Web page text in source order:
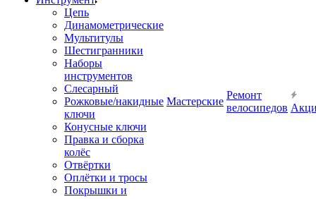
Цепь
Динамометрические
Мультитулы
Шестигранники
Наборы
инструментов
Слесарный
Рожковые/накидные
ключи
Конусные ключи
Правка и сборка
колёс
Отвёртки
Оплётки и тросы
Покрышки и
Мастерские
Ремонт
велосипедов